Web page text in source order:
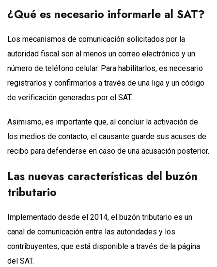
¿Qué es necesario informarle al SAT?
Los mecanismos de comunicación solicitados por la
autoridad fiscal son al menos un correo electrónico y un
número de teléfono celular. Para habilitarlos, es necesario
registrarlos y confirmarlos a través de una liga y un código
de verificación generados por el SAT.
Asimismo, es importante que, al concluir la activación de
los medios de contacto, el causante guarde sus acuses de
recibo para defenderse en caso de una acusación posterior.
Las nuevas características del buzón
tributario
Implementado desde el 2014, el buzón tributario es un
canal de comunicación entre las autoridades y los
contribuyentes, que está disponible a través de la página
del SAT.